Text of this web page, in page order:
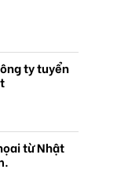
ty tuyển
từ Nhật